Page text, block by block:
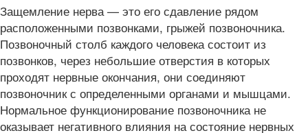
Защемление нерва — это его сдавление рядом
расположенными позвонками, грыжей позвоночника.
Позвоночный столб каждого человека состоит из
позвонков, через небольшие отверстия в которых
проходят нервные окончания, они соединяют
позвоночник с определенными органами и мышцами.
Нормальное функционирование позвоночника не
оказывает негативного влияния на состояние нервных